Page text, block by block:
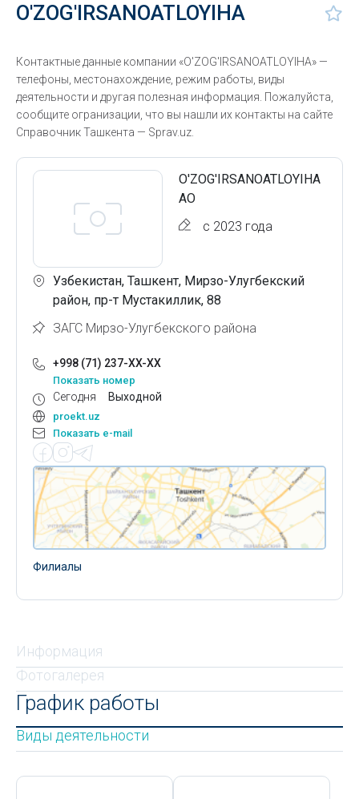
O'ZOG'IRSANOATLOYIHA
Контактные данные компании «O'ZOG'IRSANOATLOYIHA» —
телефоны, местонахождение, режим работы, виды
деятельности и другая полезная информация. Пожалуйста,
сообщите огранизации, что вы нашли их контакты на сайте
Справочник Ташкента — Sprav.uz.
O'ZOG'IRSANOATLOYIHA
АО
с 2023 года
Узбекистан, Ташкент, Мирзо-Улугбекский
район, пр-т Мустакиллик, 88
ЗАГС Мирзо-Улугбекского района
+998 (71) 237-XX-XX
Показать номер
Сегодня Выходной
proekt.uz
Показать e-mail
Филиалы
Информация
Фотогалерея
График работы
Виды деятельности